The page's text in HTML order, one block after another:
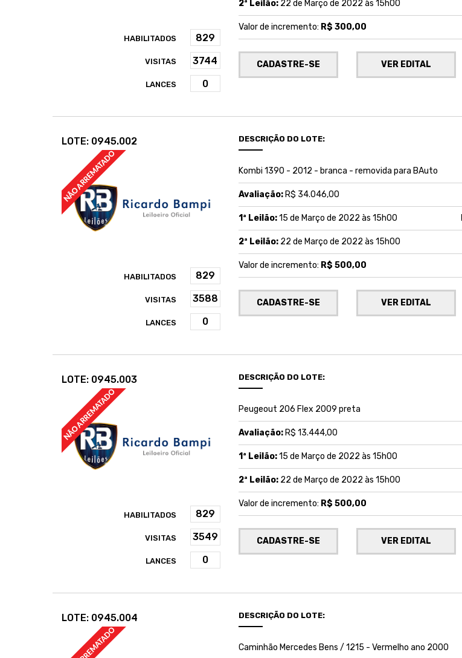
HABILITADOS
VISITAS
LANCES
2ª Leilão:22 de Março de 2022 às 15h00
Valor de incremento: R$ 300,00
CADASTRE-SE VER EDITAL
LOTE: 0945.002
HABILITADOS
VISITAS
LANCES
DESCRIÇÃO DO LOTE:
Kombi 1390 - 2012 - branca - removida para BAuto
Avaliação:R$ 34.046,00
1ª Leilão:15 de Março de 2022 às 15h00
2ª Leilão:22 de Março de 2022 às 15h00
Valor de incremento: R$ 500,00
CADASTRE-SE VER EDITAL
LOTE: 0945.003
HABILITADOS
VISITAS
LANCES
DESCRIÇÃO DO LOTE:
Peugeout 206 Flex 2009 preta
Avaliação:R$ 13.444,00
1ª Leilão:15 de Março de 2022 às 15h00
2ª Leilão:22 de Março de 2022 às 15h00
Valor de incremento: R$ 500,00
CADASTRE-SE VER EDITAL
LOTE: 0945.004 DESCRIÇÃO DO LOTE:
Caminhão Mercedes Bens / 1215 - Vermelho ano 2000